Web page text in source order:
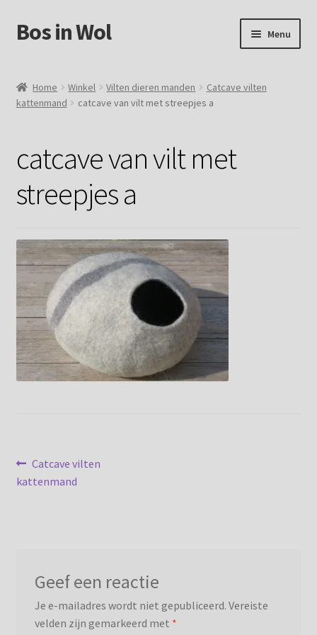
Ga
door
navigatie
Ga
naar
inhoud
Bos in Wol Menu
Over Bos in Wol
Contact
Foto`s verkochte vachten
Privacybeleid
Home Winkel Vilten dieren manden
Catcave vilten
kattenmand
catcave van vilt met streepjes a
catcave van vilt met
streepjes a
Bericht
navigatie
Vorig
bericht:
Catcave vilten
kattenmand
Geef een reactie
Je e-mailadres wordt niet gepubliceerd. Vereiste
velden zijn gemarkeerd met *